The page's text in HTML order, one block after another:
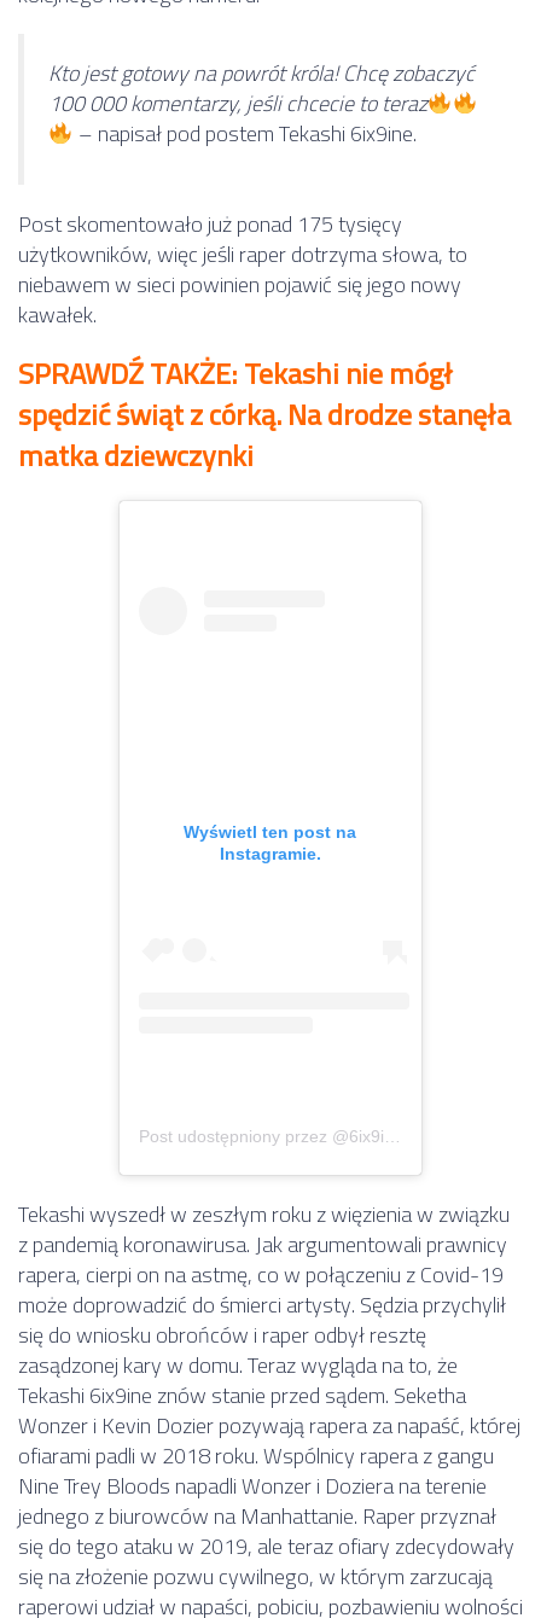
Kto jest gotowy na powrót króla! Chcę zobaczyć
100 000 komentarzy, jeśli chcecie to teraz
– napisał pod postem Tekashi 6ix9ine.
Post skomentowało już ponad 175 tysięcy
użytkowników, więc jeśli raper dotrzyma słowa, to
niebawem w sieci powinien pojawić się jego nowy
kawałek.
SPRAWDŹ TAKŻE: Tekashi nie mógł
spędzić świąt z córką. Na drodze stanęła
matka dziewczynki
Wyświetl ten post na
Instagramie.
Tekashi wyszedł w zeszłym roku z więzienia w związku
z pandemią koronawirusa. Jak argumentowali prawnicy
rapera, cierpi on na astmę, co w połączeniu z Covid-19
może doprowadzić do śmierci artysty. Sędzia przychylił
się do wniosku obrońców i raper odbył resztę
zasądzonej kary w domu. Teraz wygląda na to, że
Tekashi 6ix9ine znów stanie przed sądem. Seketha
Wonzer i Kevin Dozier pozywają rapera za napaść, której
ofiarami padli w 2018 roku. Wspólnicy rapera z gangu
Nine Trey Bloods napadli Wonzer i Doziera na terenie
jednego z biurowców na Manhattanie. Raper przyznał
się do tego ataku w 2019, ale teraz ofiary zdecydowały
się na złożenie pozwu cywilnego, w którym zarzucają
raperowi udział w napaści, pobiciu, pozbawieniu wolności